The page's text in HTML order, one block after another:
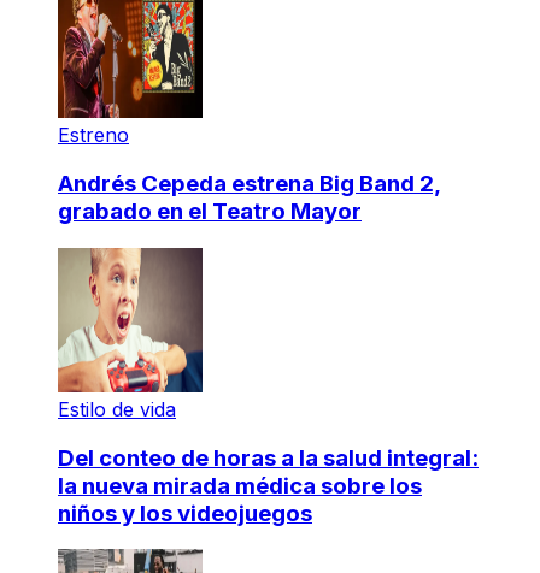
Estreno
Andrés Cepeda estrena Big Band 2,
grabado en el Teatro Mayor
Estilo de vida
Del conteo de horas a la salud integral:
la nueva mirada médica sobre los
niños y los videojuegos